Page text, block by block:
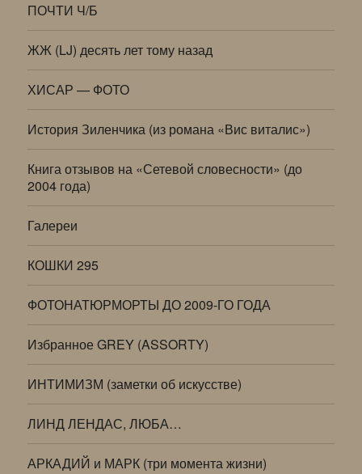
ПОЧТИ Ч/Б
ЖЖ (LJ) десять лет тому назад
ХИСАР — ФОТО
История Зиленчика (из романа «Вис виталис»)
Книга отзывов на «Сетевой словесности» (до
2004 года)
Галереи
КОШКИ 295
ФОТОНАТЮРМОРТЫ ДО 2009-ГО ГОДА
Избранное GREY (ASSORTY)
ИНТИМИЗМ (заметки об искусстве)
ЛИНД ЛЕНДАС, ЛЮБА…
АРКАДИЙ и МАРК (три момента жизни)